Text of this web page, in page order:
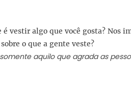
é vestir algo que você gosta? Nos
o que a gente veste?
aquilo que agrada as